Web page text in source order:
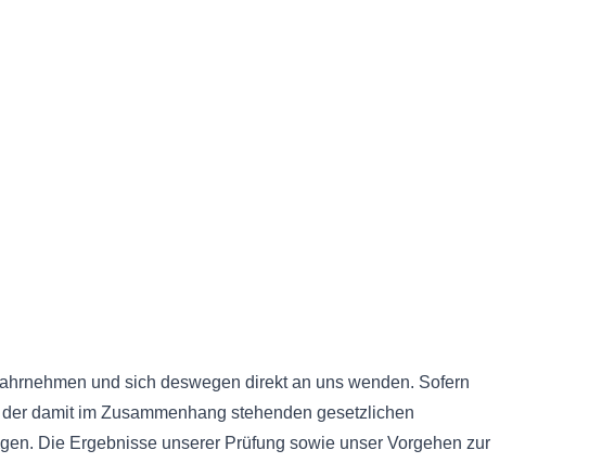
und sich deswegen direkt an uns wenden. Sofern
damit im Zusammenhang stehenden gesetzlichen
Die Ergebnisse unserer Prüfung sowie unser Vorgehen zur